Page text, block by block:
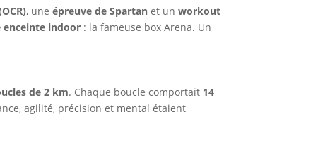
, uneépreuve de Spartan et unworkout
enceinte indoor : la fameuse box Arena. Un
de 2 km. Chaque boucle comportait 14
agilité, précision et mental étaient